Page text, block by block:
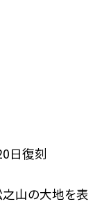
日復刻
山の大地を表